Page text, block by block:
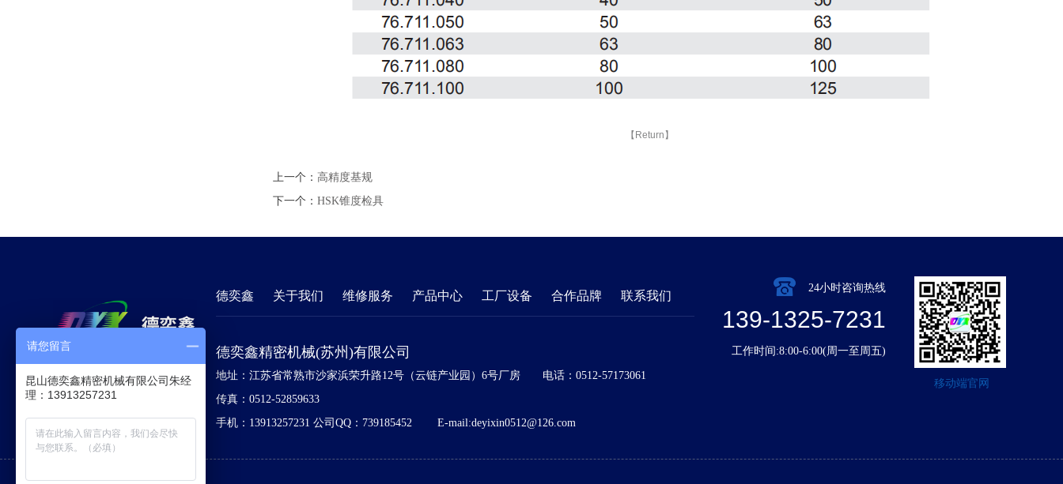
【Return】
上一个： 高精度基规
下一个：HSK锥度检具
德奕鑫 关于我们 维修服务 产品中心 工厂设备 合作品牌 联系我们
德奕鑫精密机械(苏州)有限公司
地址：江苏省常熟市沙家浜荣升路12号（云链产业园）6号厂房
电话：0512-57173061
传真：0512-52859633
手机：13913257231 公司QQ：739185452 E-mail:deyixin0512@126.com
24小时咨询热线
139-1325-7231
工作时间:8:00-6:00(周一至周五)
移动端官网
请您留言
昆山德奕鑫精密机械有限公司朱经
理：13913257231